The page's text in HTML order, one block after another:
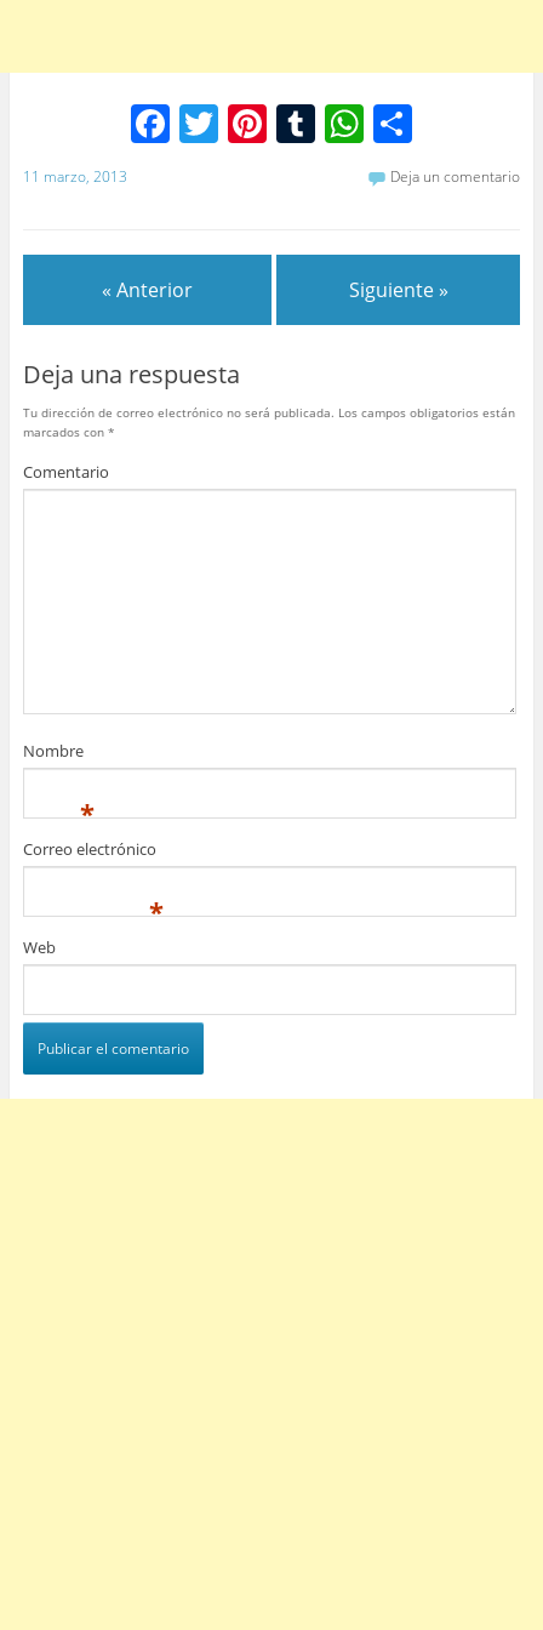
F
a
b
o
k
T
w
Pi
nt
T
u
W
h
at
A
p
o
m
ar
tir
11 marzo, 2013 Deja un comentario
« Anterior Siguiente »
Deja una respuesta
Tu dirección de correo electrónico no será publicada. Los campos obligatorios están
marcados con *
Comentario
Nombre
*
Correo electrónico
*
Web